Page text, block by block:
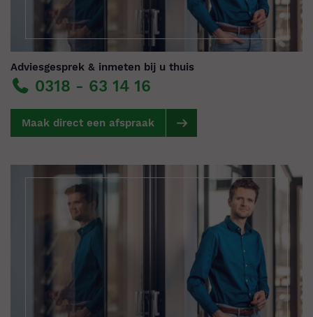
Adviesgesprek & inmeten bij u thuis
0318 - 63 14 16
Maak direct een afspraak